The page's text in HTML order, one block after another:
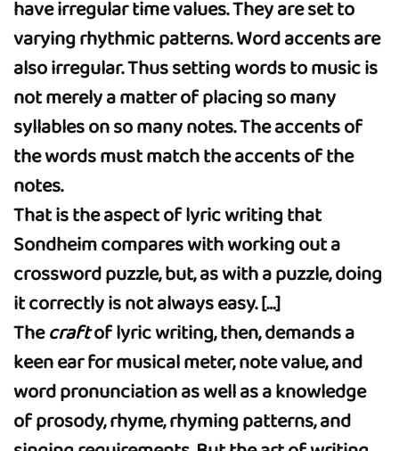
have irregular time values. They are set to
varying rhythmic patterns. Word accents are
also irregular. Thus setting words to music is
not merely a matter of placing so many
syllables on so many notes. The accents of
the words must match the accents of the
notes.
That is the aspect of lyric writing that
Sondheim compares with working out a
crossword puzzle, but, as with a puzzle, doing
it correctly is not always easy. […]
Thecraftof lyric writing, then, demands a
keen ear for musical meter, note value, and
word pronunciation as well as a knowledge
of prosody, rhyme, rhyming patterns, and